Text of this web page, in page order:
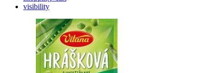
visibility